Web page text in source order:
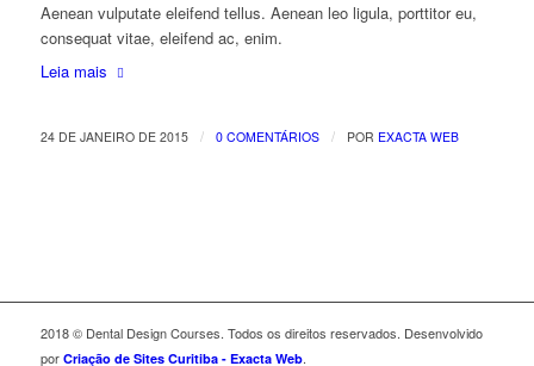
Aenean vulputate eleifend tellus. Aenean leo ligula, porttitor eu,
consequat vitae, eleifend ac, enim.
Leia mais
24 DE JANEIRO DE 2015 / 0 COMENTÁRIOS / POR EXACTA WEB
2018 © Dental Design Courses. Todos os direitos reservados. Desenvolvido
por Criação de Sites Curitiba - Exacta Web.